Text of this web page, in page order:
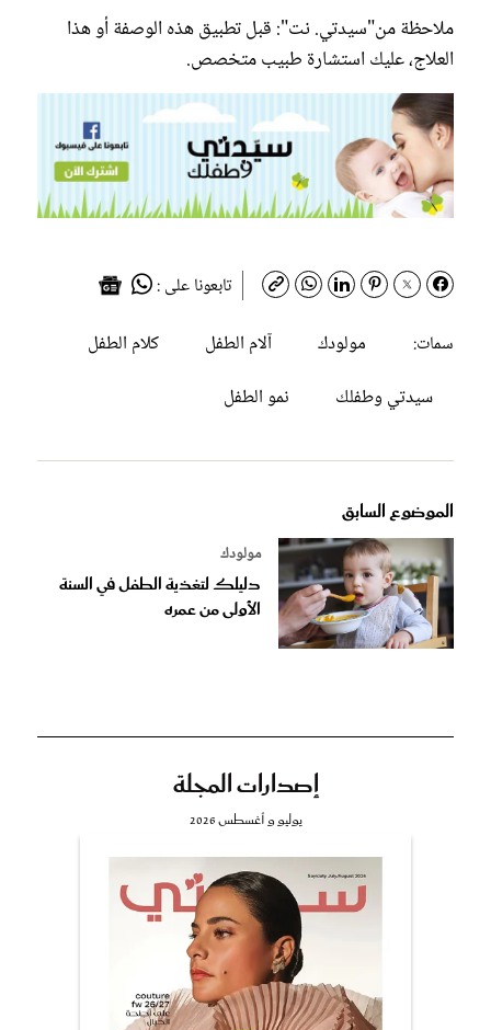
ملاحظة من"سيدتي. نت": قبل تطبيق هذه الوصفة أو هذا
العلاج، عليك استشارة طبيب متخصص.
تابعونا على :
سمات:
مولودك آلام الطفل
كلام الطفل
سيدتي وطفلك
نمو الطفل
الموضوع السابق
مولودك
دليلك لتغذية الطفل في السنة
الأولى من عمره
إصدارات المجلة
يوليو و أغسطس 2026